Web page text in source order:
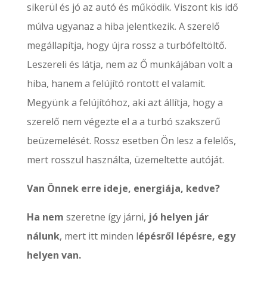
sikerül és jó az autó és működik. Viszont kis idő
múlva ugyanaz a hiba jelentkezik. A szerelő
megállapítja, hogy újra rossz a turbófeltöltő.
Leszereli és látja, nem az Ő munkájában volt a
hiba, hanem a felújító rontott el valamit.
Megyünk a felújítóhoz, aki azt állítja, hogy a
szerelő nem végezte el a a turbó szakszerű
beüzemelését. Rossz esetben Ön lesz a felelős,
mert rosszul használta, üzemeltette autóját.
Van Önnek erre ideje, energiája, kedve?
Ha nem szeretne így járni, jó helyen jár
nálunk, mert itt minden lépésről lépésre, egy
helyen van.